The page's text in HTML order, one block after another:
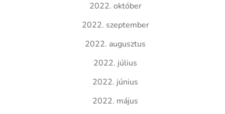
2022. október
2022. szeptember
2022. augusztus
2022. július
2022. június
2022. május